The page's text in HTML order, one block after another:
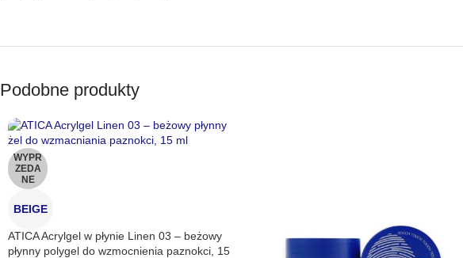
Podobne produkty
WYPR
ZEDA
NE
BEIGE
ATICA Acrylgel w płynie Linen 03 – beżowy
płynny polygel do wzmocnienia paznokci, 15